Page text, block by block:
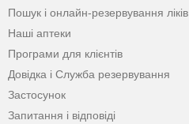
Пошук і онлайн-резервування ліків
Наші аптеки
Програми для клієнтів
Довідка і Служба резервування
Застосунок
Запитання і відповіді